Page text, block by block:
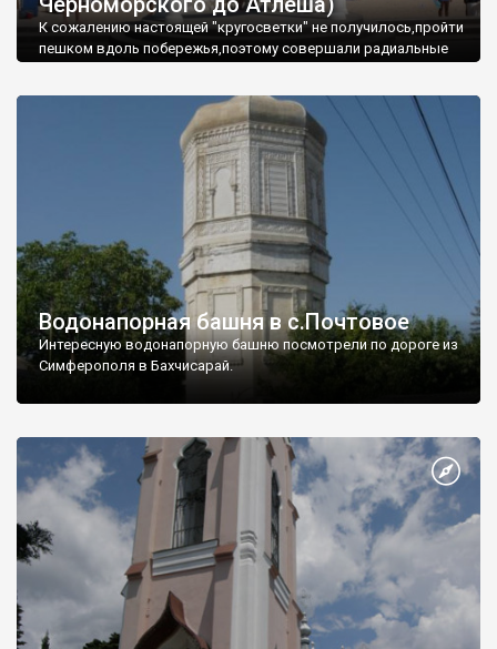
К сожалению настоящей "кругосветки" не получилось,пройти
пешком вдоль побережья,поэтому совершали радиальные
Водонапорная башня в с.Почтовое
Интересную водонапорную башню посмотрели по дороге из
Симферополя в Бахчисарай.